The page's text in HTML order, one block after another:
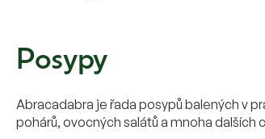
Posypy
Abracadabra je řada posypů balených v
pohárů, ovocných salátů a mnoha dalších